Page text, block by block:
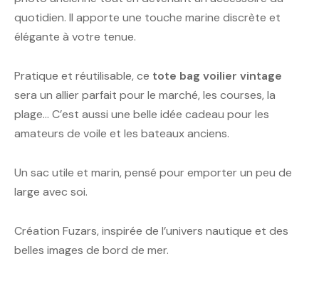
quotidien. Il apporte une touche marine discrète et
élégante à votre tenue.
Pratique et réutilisable, ce tote bag voilier vintage
sera un allier parfait pour le marché, les courses, la
plage… C’est aussi une belle idée cadeau pour les
amateurs de voile et les bateaux anciens.
Un sac utile et marin, pensé pour emporter un peu de
large avec soi.
Création Fuzars, inspirée de l’univers nautique et des
belles images de bord de mer.